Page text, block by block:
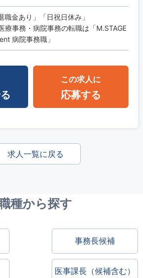
職金あり」「日祝日休み」
療事務・病院事務の転職は「M.STAGE
病院事務職」
この求人に
応募する
求人一覧に戻る
種から探す
事務長候補
医事課長（候補含む）